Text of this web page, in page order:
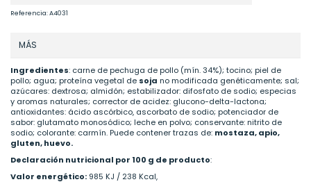
Referencia:A4031
MÁS
Ingredientes: carne de pechuga de pollo (mín. 34%); tocino; piel de
pollo; agua; proteína vegetal de soja no modificada genéticamente; sal;
azúcares: dextrosa; almidón; estabilizador: difosfato de sodio; especias
y aromas naturales; corrector de acidez: glucono-delta-lactona;
antioxidantes: ácido ascórbico, ascorbato de sodio; potenciador de
sabor: glutamato monosódico; leche en polvo; conservante: nitrito de
sodio; colorante: carmín. Puede contener trazas de: mostaza, apio,
gluten, huevo.
Declaración nutricional por 100 g de producto:
Valor energético: 985 KJ / 238 Kcal,